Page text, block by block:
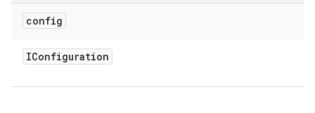
config
IConfiguration